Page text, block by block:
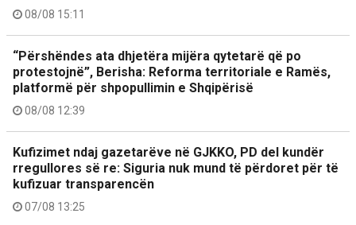
08/08 15:11
“Përshëndes ata dhjetëra mijëra qytetarë që po
protestojnë”, Berisha: Reforma territoriale e Ramës,
platformë për shpopullimin e Shqipërisë
08/08 12:39
Kufizimet ndaj gazetarëve në GJKKO, PD del kundër
rregullores së re: Siguria nuk mund të përdoret për të
kufizuar transparencën
07/08 13:25